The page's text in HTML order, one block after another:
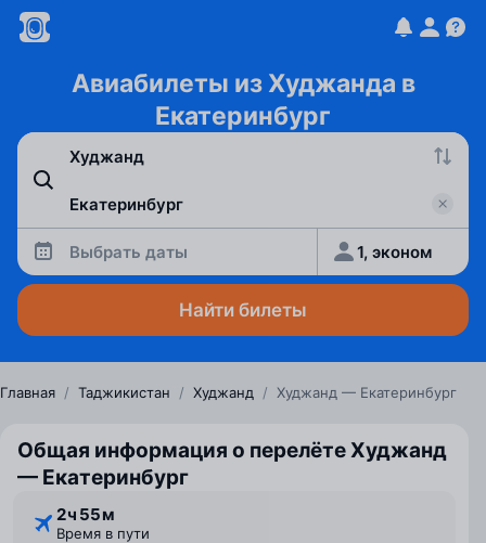
Авиабилеты из Худжанда в
Екатеринбург
Выбрать даты 1, эконом
Найти билеты
Главная / Таджикистан / Худжанд / Худжанд — Екатеринбург
Общая информация о перелёте Худжанд
— Екатеринбург
2 ⁠ч 55 ⁠м
Время в пути